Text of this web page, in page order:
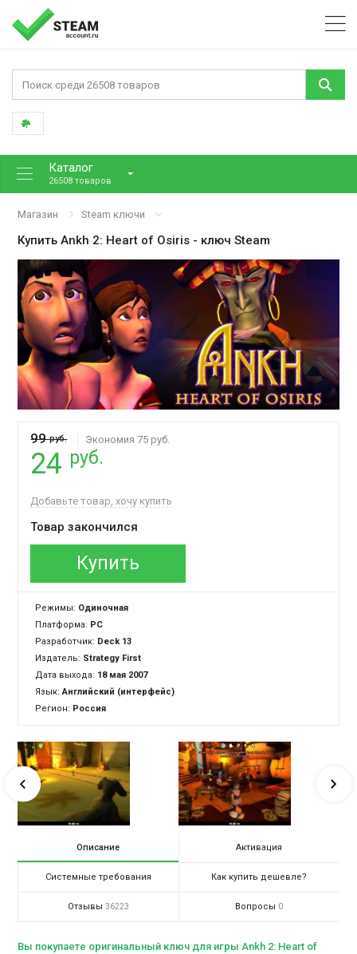
Каталог
26508 товаров
Магазин Steam ключи
КупитьAnkh 2: Heart of Osiris - ключ Steam
99руб. Экономия 75 руб.
24 руб.
Добавьте товар, хочу купить
Товар закончился
Купить
Режимы: Одиночная
Платформа: PC
Разработчик: Deck 13
Издатель: Strategy First
Дата выхода: 18 мая 2007
Язык:Английский (интерфейс)
Регион: Россия
Описание Активация
Системные требования Как купить дешевле?
Отзывы 36223 Вопросы 0
Вы покупаете оригинальный ключ для игры Ankh 2: Heart of